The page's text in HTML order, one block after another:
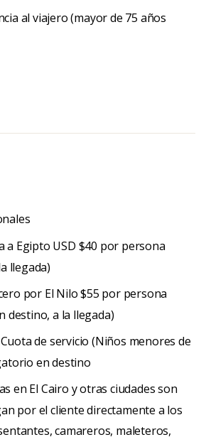
al viajero (mayor de 75 años
a Egipto USD $40 por persona
llegada)
por El Nilo $55 por persona
destino, a la llegada)
de servicio (Niños menores de
en destino
en El Cairo y otras ciudades son
por el cliente directamente a los
camareros, maleteros,